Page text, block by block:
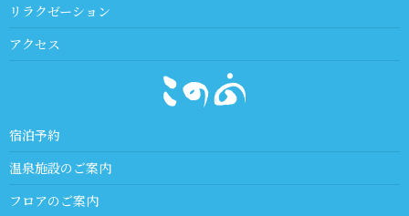
リラクゼーション
アクセス
宿泊予約
温泉施設のご案内
フロアのご案内